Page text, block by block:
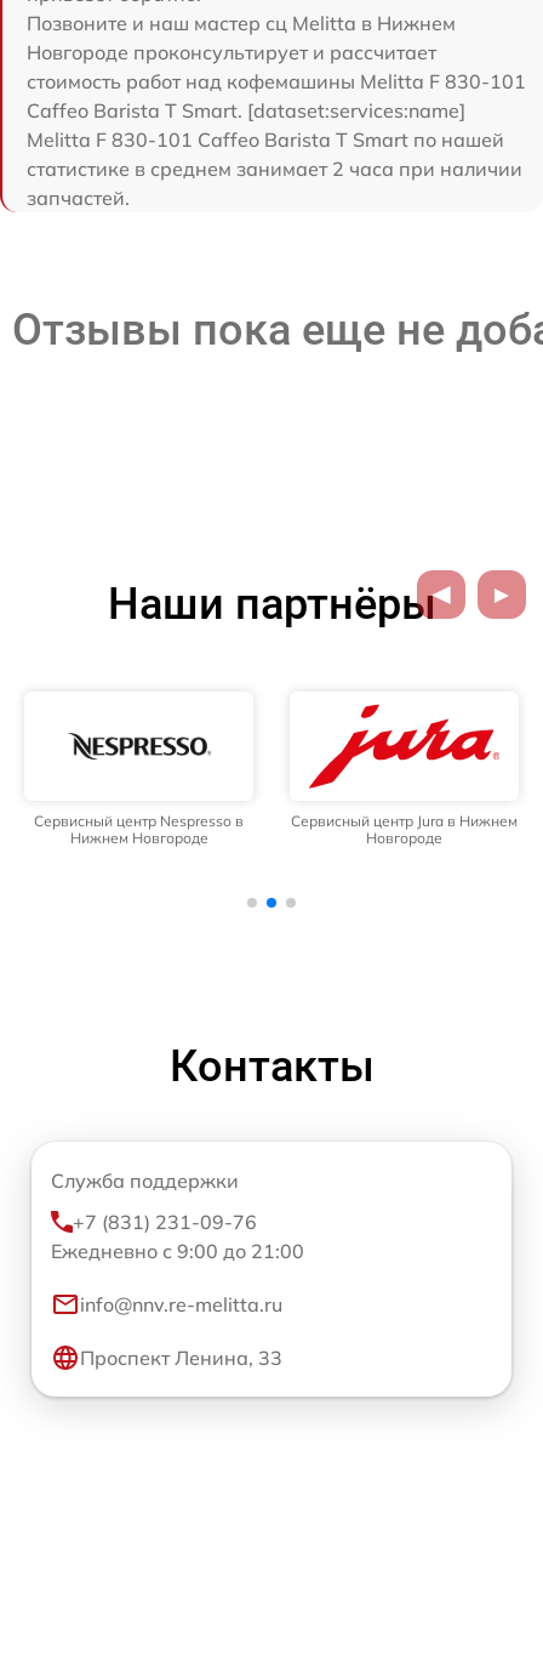
Позвоните и наш мастер сц Melitta в Нижнем
Новгороде проконсультирует и рассчитает
стоимость работ над кофемашины Melitta F 830-101
Caffeo Barista T Smart. [dataset:services:name]
Melitta F 830-101 Caffeo Barista T Smart по нашей
статистике в среднем занимает 2 часа при наличии
запчастей.
Отзывы пока еще не
Наши партнёры
Сервисный центр Nespresso в
Нижнем Новгороде
Сервисный центр Jura в Нижнем
Новгороде
Контакты
Служба поддержки
+7 (831) 231-09-76
Ежедневно с 9:00 до 21:00
info@nnv.re-melitta.ru
Проспект Ленина, 33